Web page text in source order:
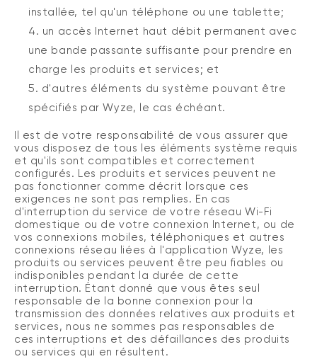
installée, tel qu'un téléphone ou une tablette;
un accès Internet haut débit permanent avec
une bande passante suffisante pour prendre en
charge les produits et services; et
d'autres éléments du système pouvant être
spécifiés par Wyze, le cas échéant.
Il est de votre responsabilité de vous assurer que
vous disposez de tous les éléments système requis
et qu'ils sont compatibles et correctement
configurés. Les produits et services peuvent ne
pas fonctionner comme décrit lorsque ces
exigences ne sont pas remplies. En cas
d'interruption du service de votre réseau Wi-Fi
domestique ou de votre connexion Internet, ou de
vos connexions mobiles, téléphoniques et autres
connexions réseau liées à l'application Wyze, les
produits ou services peuvent être peu fiables ou
indisponibles pendant la durée de cette
interruption. Étant donné que vous êtes seul
responsable de la bonne connexion pour la
transmission des données relatives aux produits et
services, nous ne sommes pas responsables de
ces interruptions et des défaillances des produits
ou services qui en résultent.